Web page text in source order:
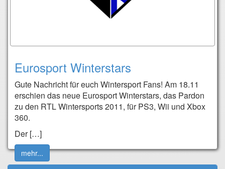
Eurosport Winterstars
Gute Nachricht für euch Wintersport Fans! Am 18.11
erschien das neue Eurosport Winterstars, das Pardon
zu den RTL Wintersports 2011, für PS3, Wii und Xbox
360.
Der […]
mehr...